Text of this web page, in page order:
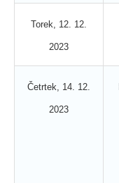
Torek, 12. 12.
2023
Četrtek, 14. 12.
2023